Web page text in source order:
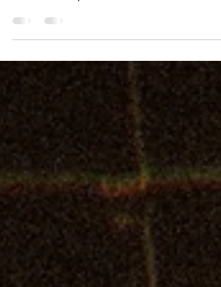
La cronología de una tragedia
Fotografía del Benemérito Cuerpo de
Huracán Eta, que azotó fuertemente a
Centroamérica, y...